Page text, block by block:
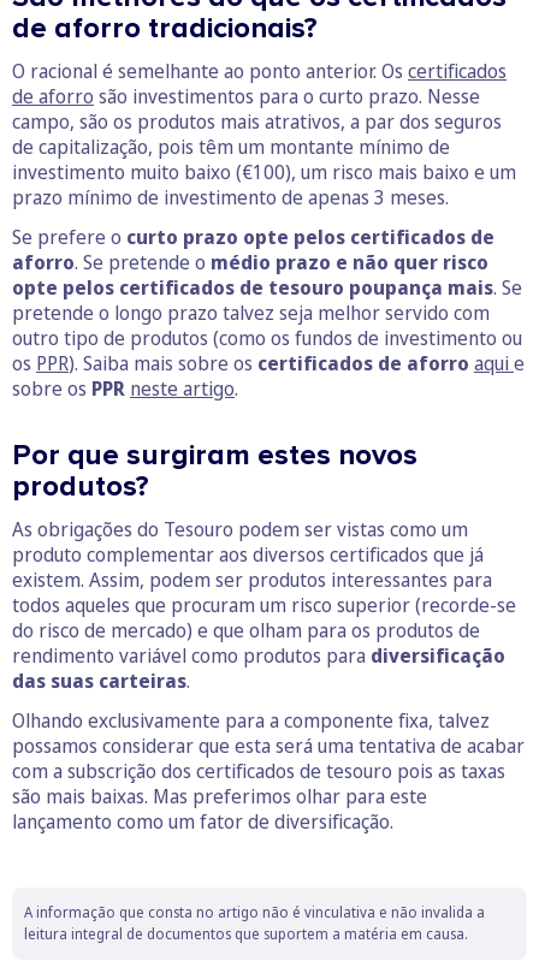
de aforro tradicionais?
O racional é semelhante ao ponto anterior. Os certificados
de aforro são investimentos para o curto prazo. Nesse
campo, são os produtos mais atrativos, a par dos seguros
de capitalização, pois têm um montante mínimo de
investimento muito baixo (€100), um risco mais baixo e um
prazo mínimo de investimento de apenas 3 meses.
Se prefere o curto prazo opte pelos certificados de
aforro. Se pretende o médio prazo e não quer risco
opte pelos certificados de tesouro poupança mais. Se
pretende o longo prazo talvez seja melhor servido com
outro tipo de produtos (como os fundos de investimento ou
os PPR). Saiba mais sobre os certificados de aforro aqui e
sobre os PPR neste artigo.
Por que surgiram estes novos
produtos?
As obrigações do Tesouro podem ser vistas como um
produto complementar aos diversos certificados que já
existem. Assim, podem ser produtos interessantes para
todos aqueles que procuram um risco superior (recorde-se
do risco de mercado) e que olham para os produtos de
rendimento variável como produtos para diversificação
das suas carteiras.
Olhando exclusivamente para a componente fixa, talvez
possamos considerar que esta será uma tentativa de acabar
com a subscrição dos certificados de tesouro pois as taxas
são mais baixas. Mas preferimos olhar para este
lançamento como um fator de diversificação.
A informação que consta no artigo não é vinculativa e não invalida a
leitura integral de documentos que suportem a matéria em causa.